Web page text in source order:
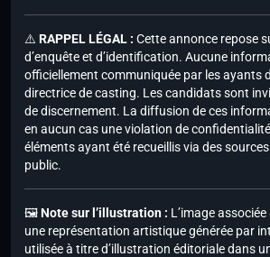
⚠️ RAPPEL LÉGAL : Cette annonce repose
d’enquête et d’identification. Aucune
officiellement communiquée par les ayants
directrice de casting. Les candidats sont
de discernement. La diffusion de ces
en aucun cas une violation de
éléments ayant été recueillis via des
public.
🖼️Note sur l’illustration : L’image
une représentation artistique générée par
utilisée à titre d’illustration éditoriale dans